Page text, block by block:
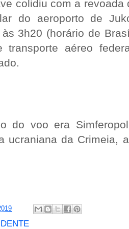
colidiu com a
do aeroporto de
3h20 (horário de
transporte aéreo
do voo era
ucraniana da Crimeia,